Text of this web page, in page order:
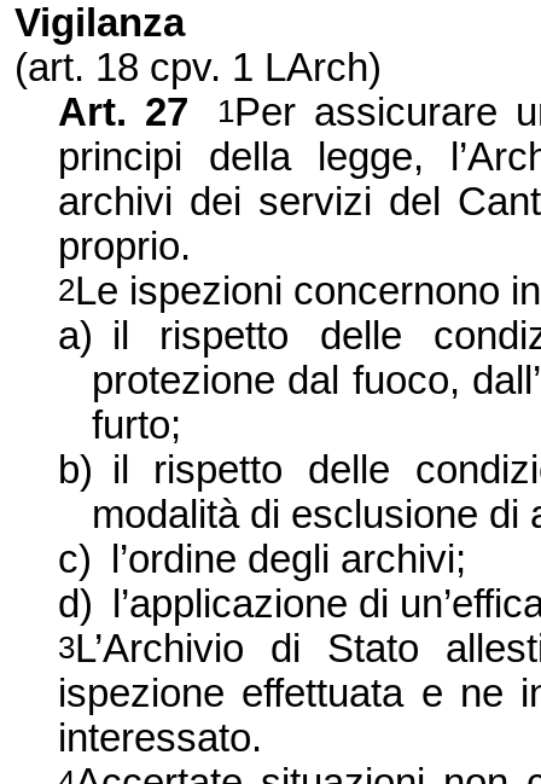
Vigilanza
(art. 18 cpv. 1 LArch)
Art. 27
1Per assicurare
principi della legge,
archivi dei servizi del
proprio.
2Le ispezioni concernono
a) il rispetto delle
protezione dal fuoco,
furto;
b) il rispetto delle
modalità di esclusione di
c)
l’ordine degli archivi;
d)
l’applicazione di
3L’Archivio di Stato
ispezione effettuata e ne
interessato.